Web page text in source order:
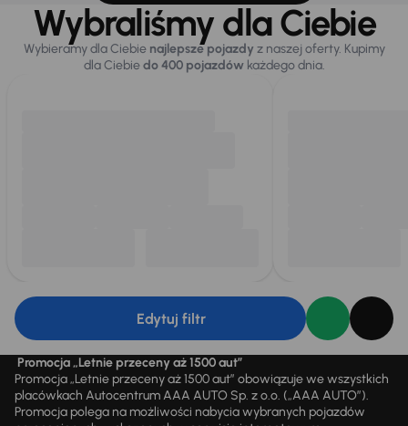
Wybraliśmy dla Ciebie
Wybieramy dla Ciebie najlepsze pojazdy z naszej oferty. Kupimy
dla Ciebiedo 400 pojazdówkażdego dnia.
Edytuj filtr
Promocja „Letnie przeceny aż 1500 aut”
Promocja „Letnie przeceny aż 1500 aut” obowiązuje we wszystkich
placówkach Autocentrum AAA AUTO Sp. z o.o. („AAA AUTO”).
Promocja polega na możliwości nabycia wybranych pojazdów